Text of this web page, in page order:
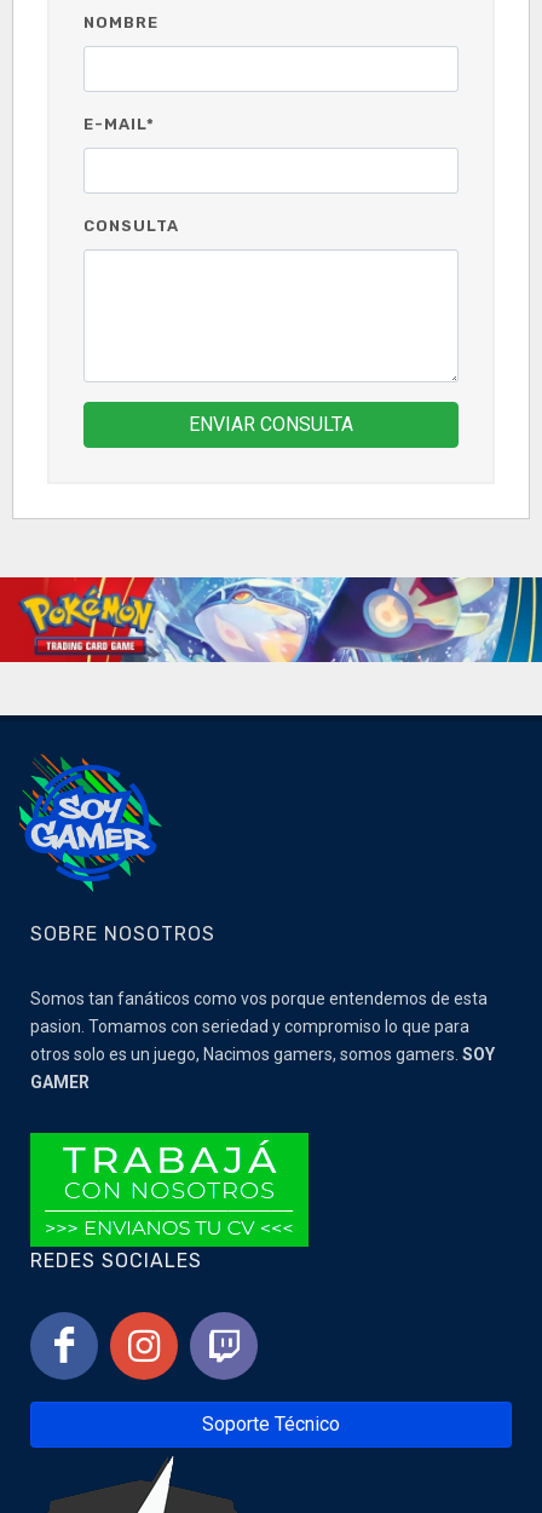
NOMBRE
E-MAIL*
CONSULTA
ENVIAR CONSULTA
SOBRE NOSOTROS
Somos tan fanáticos como vos porque entendemos de esta
pasion. Tomamos con seriedad y compromiso lo que para
otros solo es un juego, Nacimos gamers, somos gamers. SOY
GAMER
REDES SOCIALES
Soporte Técnico